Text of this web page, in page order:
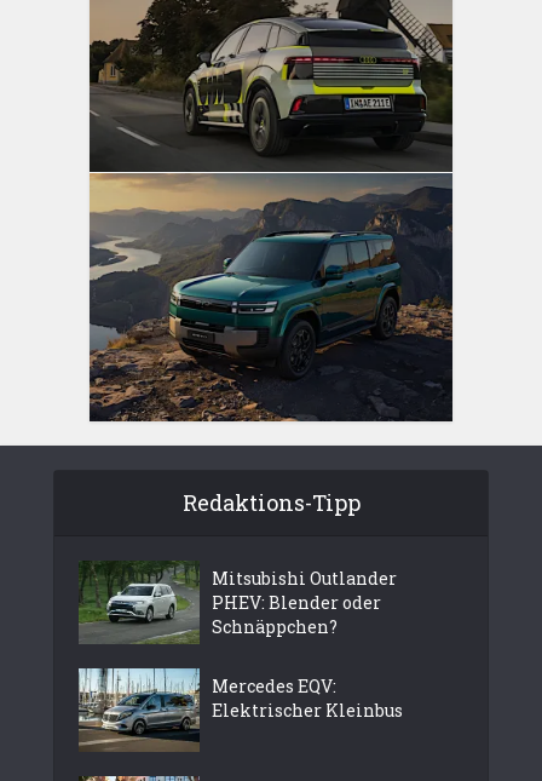
Redaktions-Tipp
Mitsubishi Outlander
PHEV: Blender oder
Schnäppchen?
Mercedes EQV:
Elektrischer Kleinbus